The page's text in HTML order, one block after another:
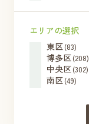
エリアの選択
東区(83)
博多区(208)
中央区(302)
南区(49)